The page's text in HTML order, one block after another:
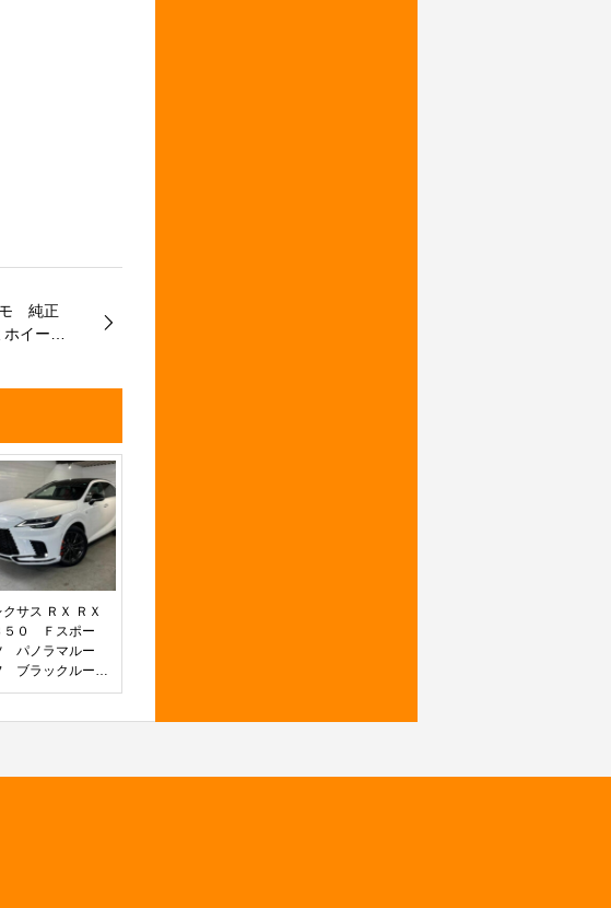
モ 純正
イー
クサス ＲＸ ＲＸ
５０ Ｆスポー
パノラマルー
ブラックルーフ
ール オレンジブ